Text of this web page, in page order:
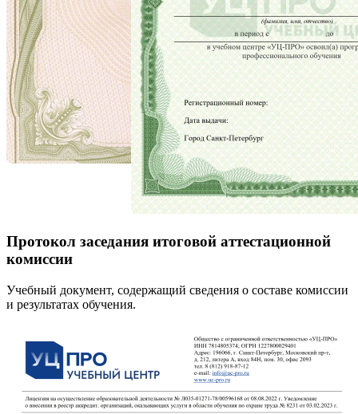
Протокол заседания итоговой аттестационной
комиссии
Учебный документ, содержащий сведения о составе комиссии
и результатах обучения.